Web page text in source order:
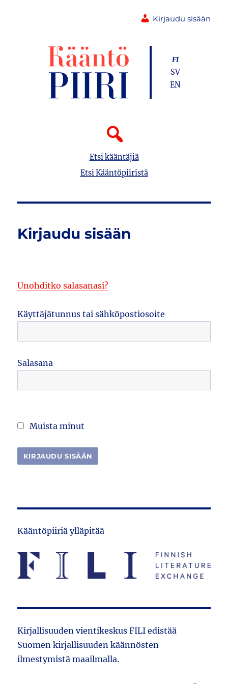
Kirjaudu sisään
Etsi kääntäjiä
Etsi Kääntöpiiristä
FI
SV
EN
Kirjaudu sisään
Unohditko salasanasi?
Käyttäjätunnus tai sähköpostiosoite
Salasana
Muista minut
Kääntöpiiriä ylläpitää
Kirjallisuuden vientikeskus FILI edistää
Suomen kirjallisuuden käännösten
ilmestymistä maailmalla.